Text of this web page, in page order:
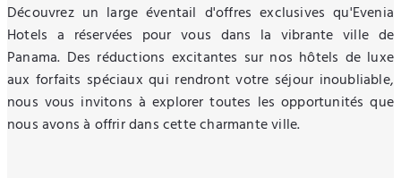
Découvrez un large éventail d'offres exclusives qu'Evenia
Hotels a réservées pour vous dans la vibrante ville de
Panama. Des réductions excitantes sur nos hôtels de luxe
aux forfaits spéciaux qui rendront votre séjour inoubliable,
nous vous invitons à explorer toutes les opportunités que
nous avons à offrir dans cette charmante ville.